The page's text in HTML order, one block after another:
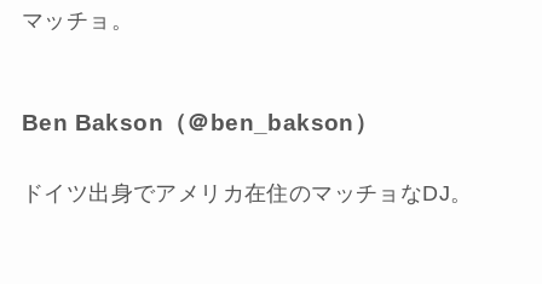
マッチョ。
Ben Bakson（＠ben_bakson）
ドイツ出身でアメリカ在住のマッチョなDJ。